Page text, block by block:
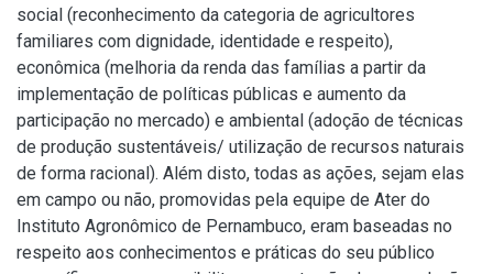
social (reconhecimento da categoria de agricultores
familiares com dignidade, identidade e respeito),
econômica (melhoria da renda das famílias a partir da
implementação de políticas públicas e aumento da
participação no mercado) e ambiental (adoção de técnicas
de produção sustentáveis/ utilização de recursos naturais
de forma racional). Além disto, todas as ações, sejam elas
em campo ou não, promovidas pela equipe de Ater do
Instituto Agronômico de Pernambuco, eram baseadas no
respeito aos conhecimentos e práticas do seu público